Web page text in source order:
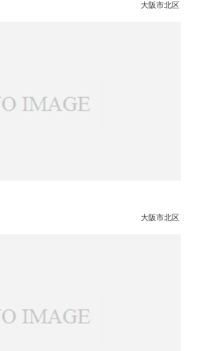
大阪市北区
大阪市北区